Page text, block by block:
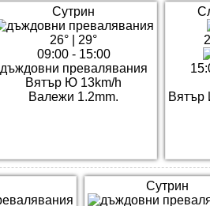
Сутрин
26°
29°
09:00 - 15:00
дъждовни превалявания
Вятър Ю 13km/h
Валежи 1.2mm.
Сутрин